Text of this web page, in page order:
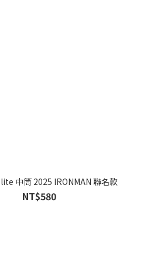
中筒 2025 IRONMAN 聯名款
NT$580